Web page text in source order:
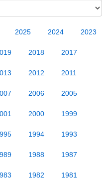
2025 2024 2023
2018 2017
2012 2011
2006 2005
2000 1999
1994 1993
1988 1987
1982 1981